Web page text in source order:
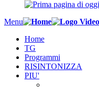
Menu
Home
TG
Programmi
RISINTONIZZA
PIU'